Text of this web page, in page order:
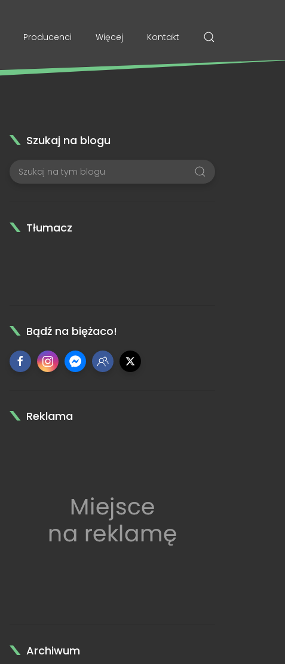
Producenci Więcej Kontakt
Szukaj na blogu
Tłumacz
Bądź na biężaco!
Reklama
Archiwum